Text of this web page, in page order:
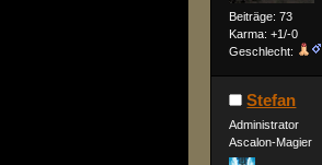
Beiträge: 73
Karma: +1/-0
Geschlecht:
Stefan
Administrator
Ascalon-Magier